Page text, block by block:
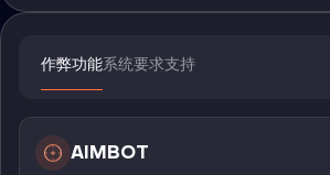
作弊功能系统要求支持
AIMBOT